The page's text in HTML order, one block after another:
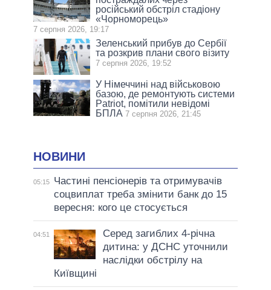
російський обстріл стадіону
«Чорноморець»
7 серпня 2026, 19:17
Зеленський прибув до Сербії
та розкрив плани свого візиту
7 серпня 2026, 19:52
У Німеччині над військовою
базою, де ремонтують системи
Patriot, помітили невідомі
БПЛА 7 серпня 2026, 21:45
НОВИНИ
05:15
Частині пенсіонерів та отримувачів
соцвиплат треба змінити банк до 15
вересня: кого це стосується
04:51
Серед загиблих 4-річна
дитина: у ДСНС уточнили
наслідки обстрілу на
Київщині